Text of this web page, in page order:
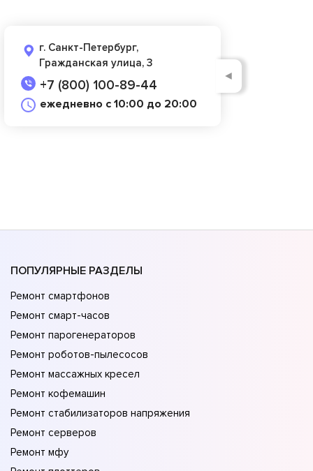
г. Санкт-Петербург,
Гражданская улица, 3
+7 (800) 100-89-44
ежедневно с 10:00 до 20:00
◄
ПОПУЛЯРНЫЕ РАЗДЕЛЫ
Ремонт смартфонов
Ремонт смарт-часов
Ремонт парогенераторов
Ремонт роботов-пылесосов
Ремонт массажных кресел
Ремонт кофемашин
Ремонт стабилизаторов напряжения
Ремонт серверов
Ремонт мфу